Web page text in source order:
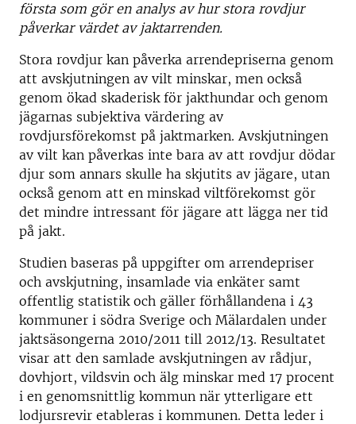
första som gör en analys av hur stora rovdjur
påverkar värdet av jaktarrenden.
Stora rovdjur kan påverka arrendepriserna genom
att avskjutningen av vilt minskar, men också
genom ökad skaderisk för jakthundar och genom
jägarnas subjektiva värdering av
rovdjursförekomst på jaktmarken. Avskjutningen
av vilt kan påverkas inte bara av att rovdjur dödar
djur som annars skulle ha skjutits av jägare, utan
också genom att en minskad viltförekomst gör
det mindre intressant för jägare att lägga ner tid
på jakt.
Studien baseras på uppgifter om arrendepriser
och avskjutning, insamlade via enkäter samt
offentlig statistik och gäller förhållandena i 43
kommuner i södra Sverige och Mälardalen under
jaktsäsongerna 2010/2011 till 2012/13. Resultatet
visar att den samlade avskjutningen av rådjur,
dovhjort, vildsvin och älg minskar med 17 procent
i en genomsnittlig kommun när ytterligare ett
lodjursrevir etableras i kommunen. Detta leder i